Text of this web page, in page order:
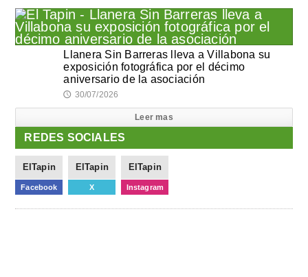
Llanera Sin Barreras lleva a Villabona su
exposición fotográfica por el décimo
aniversario de la asociación
🕔 30/07/2026
Leer mas
REDES SOCIALES
ElTapin
Facebook
ElTapin
X
ElTapin
Instagram